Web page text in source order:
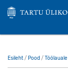
Esileht/ Pood / Töölauale